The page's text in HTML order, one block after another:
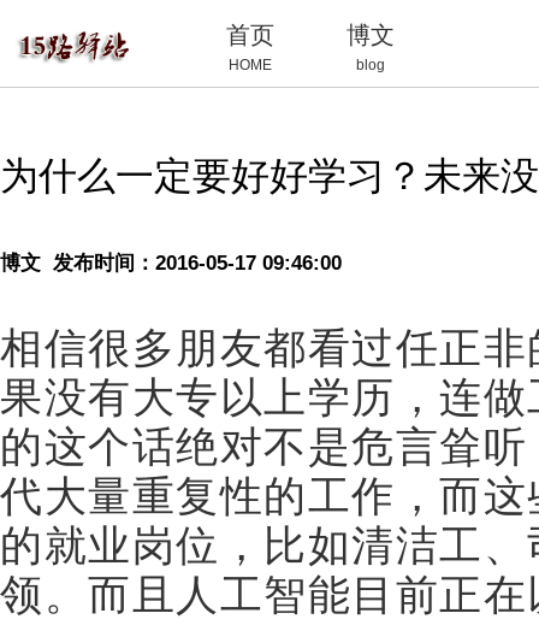
首页
HOME
博文
blog
为什么一定要好好学习？未来
博文 发布时间：2016-05-17 09:46:00
相信很多朋友都看过任正
果没有大专以上学历，连
的这个话绝对不是危言耸
代大量重复性的工作，而
的就业岗位，比如清洁工
领。而且人工智能目前正